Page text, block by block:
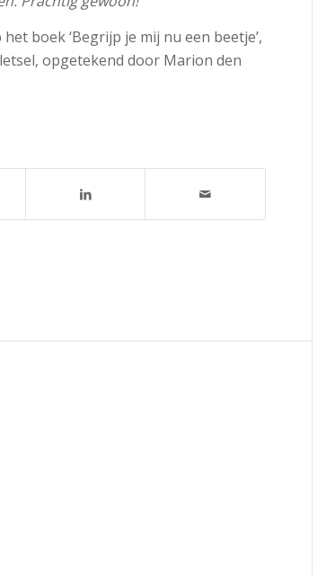
boek ‘Begrijp je mij nu een beetje’,
opgetekend door Marion den